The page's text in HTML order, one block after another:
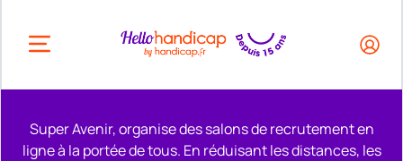
HEADER.OPEN_BUTTON
Super Avenir, organise des salons de recrutement en
ligne à la portée de tous. En réduisant les distances, les